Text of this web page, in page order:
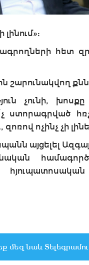
լինում»:
հետ
շարունակվող
չունի,
ստորագրված
ոչինչ չի
այցելել
մեզ նաև